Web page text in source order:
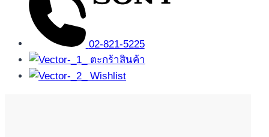
02-821-5225
ตะกร้าสินค้า
Wishlist